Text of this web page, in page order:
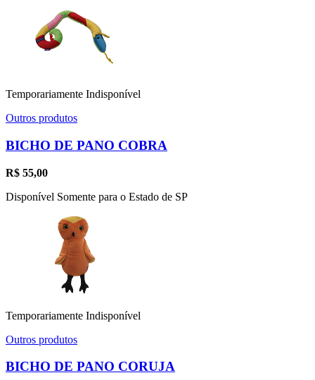
Temporariamente Indisponível
Outros produtos
BICHO DE PANO COBRA
R$ 55,00
Disponível Somente para o Estado de SP
Temporariamente Indisponível
Outros produtos
BICHO DE PANO CORUJA